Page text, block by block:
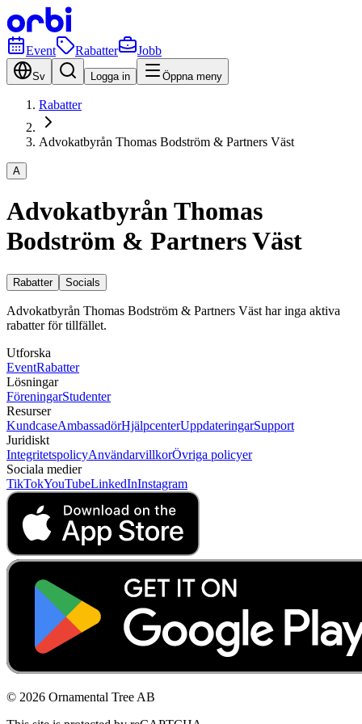
Event Rabatter Jobb
Sv Logga in Öppna meny
Rabatter
Advokatbyrån Thomas Bodström & Partners Väst
A
Advokatbyrån Thomas
Bodström & Partners Väst
Rabatter Socials
Advokatbyrån Thomas Bodström & Partners Väst har inga aktiva
rabatter för tillfället.
Utforska
EventRabatter
Lösningar
FöreningarStudenter
Resurser
KundcaseAmbassadörHjälpcenterUppdateringarSupport
Juridiskt
IntegritetspolicyAnvändarvillkorÖvriga policyer
Sociala medier
TikTokYouTubeLinkedInInstagram
© 2026 Ornamental Tree AB